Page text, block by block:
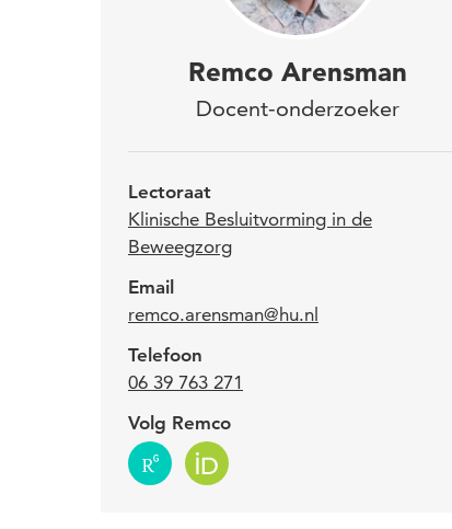
Remco Arensman
Docent-onderzoeker
Lectoraat
Klinische Besluitvorming in de
Beweegzorg
Email
remco.arensman@hu.nl
Telefoon
06 39 763 271
Volg Remco